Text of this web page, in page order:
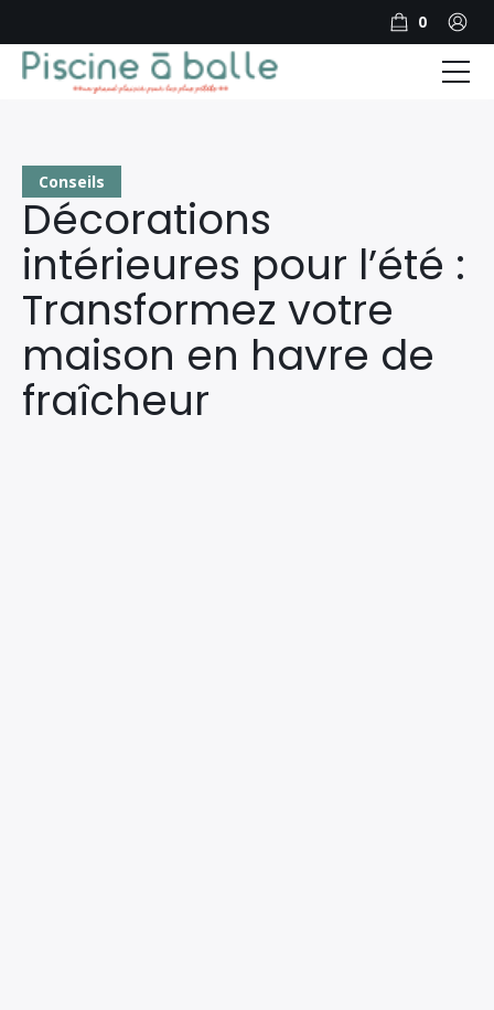
Conseils
Décorations
intérieures pour l’été :
Transformez votre
maison en havre de
fraîcheur
0
PISCINE A BALLES PAR MARQUE
PISCINE A BOULES PAR FORME
NOTRE BLOG
Produits
Forum